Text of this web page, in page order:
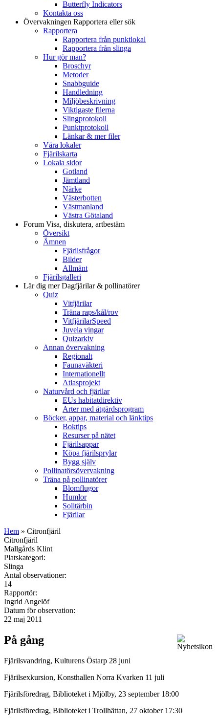
Butterfly Indicators
Kontakta oss
Övervakningen Rapportera eller sök
Rapportera
Rapportera från punktlokal
Rapportera från slinga
Hur gör man?
Broschyr
Metoder
Snabbguide
Handledning
Miljöbeskrivning
Viktigaste filerna
Slingprotokoll
Punktprotokoll
Länkar & mer filer
Våra lokaler
Fjärilskarta
Lokala sidor
Gotland
Jämtland
Närke
Västerbotten
Västmanland
Västra Götaland
Forum Visa, diskutera, artbestäm
Översikt
Ämnen
Fjärilsfrågor
Bilder
Allmänt
Fjärilsgalleri
Lär dig merDagfjärilar & pollinatörer
Quiz
Vitfjärilar
Träna raps/kål/rov
VitfjärilarSpeed
Juvela vingar
Quizarkiv
Annan övervakning
Regionalt
Faunaväkteri
Internationellt
Atlasprojekt
Naturvård och fjärilar
EUs habitatdirektiv
Arter med åtgärdsprogram
Böcker, appar, material och länktips
Boktips
Resurser på nätet
Fjärilsappar
Köpa fjärilsprylar
Bygg själv
Pollinatörsövervakning
Träna på pollinatörer
Blomflugor
Humlor
Solitärbin
Fjärilar
Hem » Citronfjäril
Citronfjäril
Mallgårds Klint
Platskategori:
Slinga
Antal observationer:
14
Rapportör:
Ingrid Angelöf
Datum för observation:
22 maj 2011
På gång
Fjärilsvandring, Kulturens Östarp 28 juni
Fjärilsexkursion, Konsthallen Norra Kvarken 11 juli
Fjärilsföredrag, Biblioteket i Mjölby, 23 september 18:00
Fjärilsföredrag, Biblioteket i Trollhättan, 27 oktober 17:30